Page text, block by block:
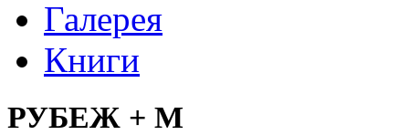
Галерея
Книги
РУБЕЖ + М